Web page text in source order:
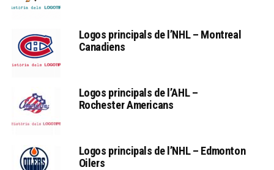
Logos principals de l’NHL – Montreal
Canadiens
Logos principals de l’AHL –
Rochester Americans
Logos principals de l’NHL – Edmonton
Oilers